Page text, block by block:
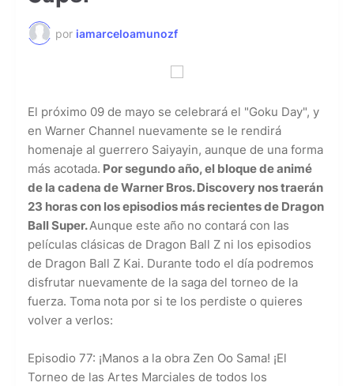
por iamarceloamunozf
El próximo 09 de mayo se celebrará el "Goku Day", y
en Warner Channel nuevamente se le rendirá
homenaje al guerrero Saiyayin, aunque de una forma
más acotada. Por segundo año, el bloque de animé
de la cadena de Warner Bros. Discovery nos traerán
23 horas con los episodios más recientes de Dragon
Ball Super.Aunque este año no contará con las
películas clásicas de Dragon Ball Z ni los episodios
de Dragon Ball Z Kai. Durante todo el día podremos
disfrutar nuevamente de la saga del torneo de la
fuerza. Toma nota por si te los perdiste o quieres
volver a verlos:
Episodio 77: ¡Manos a la obra Zen Oo Sama! ¡El
Torneo de las Artes Marciales de todos los